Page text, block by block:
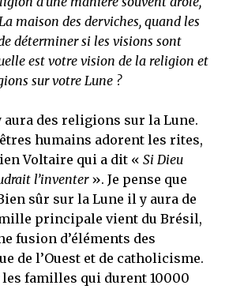
maison des derviches, quand les
déterminer si les visions sont
est votre vision de la religion et
sur votre Lune ?
aura des religions sur la Lune.
humains adorent les rites,
Voltaire qui a dit « Si Dieu
l’inventer». Je pense que
sûr sur la Lune il y aura de
principale vient du Brésil,
fusion d’éléments des
de l’Ouest et de catholicisme.
familles qui durent 10000